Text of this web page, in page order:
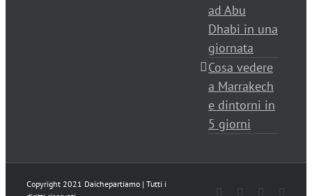
ad Abu
Dhabi in una
giornata
Cosa vedere
a Marrakech
e dintorni in
5 giorni
Copyright 2021 Daichepartiamo | Tutti i
Facebook
TwitterInstagram